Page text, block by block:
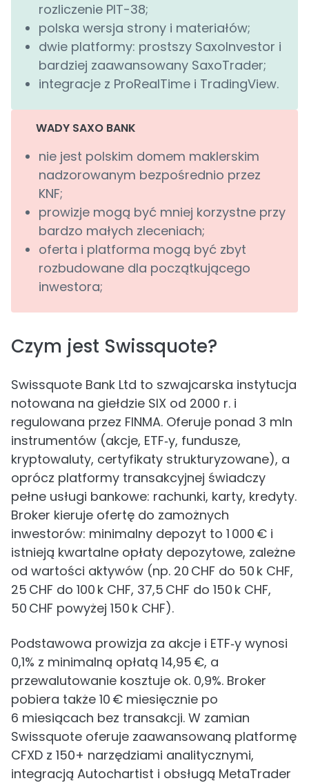
rozliczenie PIT-38;
polska wersja strony i materiałów;
dwie platformy: prostszy SaxoInvestor i
bardziej zaawansowany SaxoTrader;
integracje z ProRealTime i TradingView.
WADY SAXO BANK
nie jest polskim domem maklerskim
nadzorowanym bezpośrednio przez
KNF;
prowizje mogą być mniej korzystne przy
bardzo małych zleceniach;
oferta i platforma mogą być zbyt
rozbudowane dla początkującego
inwestora;
Czym jest Swissquote?
Swissquote Bank Ltd to szwajcarska instytucja
notowana na giełdzie SIX od 2000 r. i
regulowana przez FINMA. Oferuje ponad 3 mln
instrumentów (akcje, ETF‑y, fundusze,
kryptowaluty, certyfikaty strukturyzowane), a
oprócz platformy transakcyjnej świadczy
pełne usługi bankowe: rachunki, karty, kredyty.
Broker kieruje ofertę do zamożnych
inwestorów: minimalny depozyt to 1 000 € i
istnieją kwartalne opłaty depozytowe, zależne
od wartości aktywów (np. 20 CHF do 50 k CHF,
25 CHF do 100 k CHF, 37,5 CHF do 150 k CHF,
50 CHF powyżej 150 k CHF).
Podstawowa prowizja za akcje i ETF‑y wynosi
0,1% z minimalną opłatą 14,95 €, a
przewalutowanie kosztuje ok. 0,9%. Broker
pobiera także 10 € miesięcznie po
6 miesiącach bez transakcji. W zamian
Swissquote oferuje zaawansowaną platformę
CFXD z 150+ narzędziami analitycznymi,
integracją Autochartist i obsługą MetaTrader